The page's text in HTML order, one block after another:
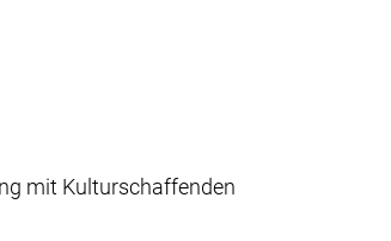
mit Kulturschaffenden